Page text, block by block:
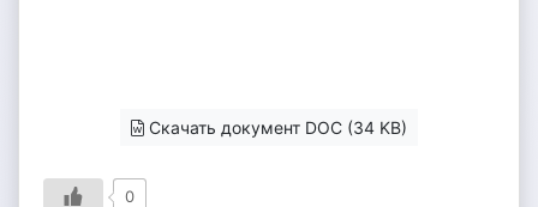
Скачать документ DOC (34 KB)
0